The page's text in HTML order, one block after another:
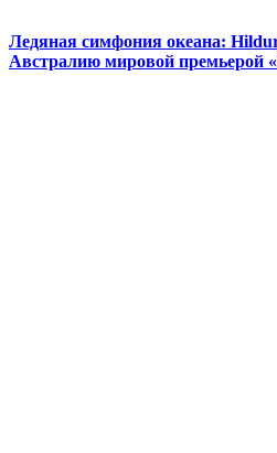
Ледяная симфония океана:
Австралию мировой премьерой